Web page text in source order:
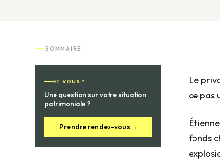
SOMMAIRE
ET VOUS ?
Une question sur votre situation
patrimoniale ?
Prendre rendez-vous→
Le
ce pas
fonds